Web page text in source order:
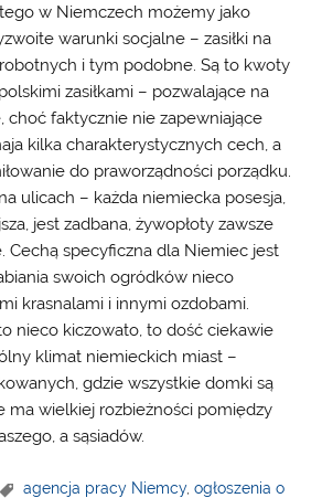
w Niemczech możemy jako
warunki socjalne – zasiłki na
i tym podobne. Są to kwoty
zasiłkami – pozwalające na
choć faktycznie nie zapewniające
kilka charakterystycznych cech, a
do praworządności porządku.
ulicach – każda niemiecka posesja,
jest zadbana, żywopłoty zawsze
Cechą specyficzna dla Niemiec jest
swoich ogródków nieco
krasnalami i innymi ozdobami.
nieco kiczowato, to dość ciekawie
klimat niemieckich miast –
gdzie wszystkie domki są
ma wielkiej rozbieżności pomiędzy
a sąsiadów.
agencja pracy Niemcy,ogłoszenia o